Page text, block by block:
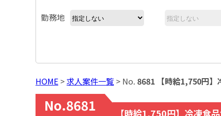
勤務地
HOME >求人案件一覧 > No. 8681 【時給1,750円】
No.8681 【時給1,750円】冷凍食